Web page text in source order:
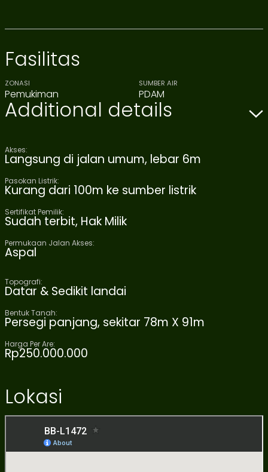
Fasilitas
ZONASI
Pemukiman
SUMBER AIR
PDAM
Additional details
Akses:
Langsung di jalan umum, lebar 6m
Pasokan Listrik:
Kurang dari 100m ke sumber listrik
Sertifikat Pemilik:
Sudah terbit, Hak Milik
Permukaan Jalan Akses:
Aspal
Topografi:
Datar & Sedikit landai
Bentuk Tanah:
Persegi panjang, sekitar 78m X 91m
Harga Per Are:
Rp250.000.000
Lokasi